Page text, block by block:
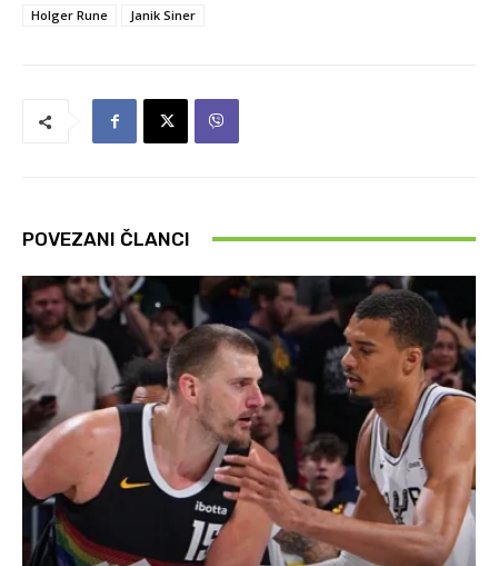
Holger Rune
Janik Siner
POVEZANI ČLANCI